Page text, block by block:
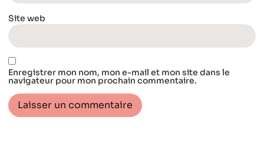
Site web
Enregistrer mon nom, mon e-mail et mon site dans le
navigateur pour mon prochain commentaire.